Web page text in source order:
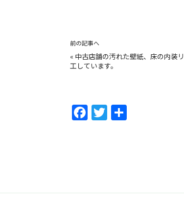
前の記事へ
« 中古店舗の汚れた壁紙、床の内装
工しています。
F
o
T